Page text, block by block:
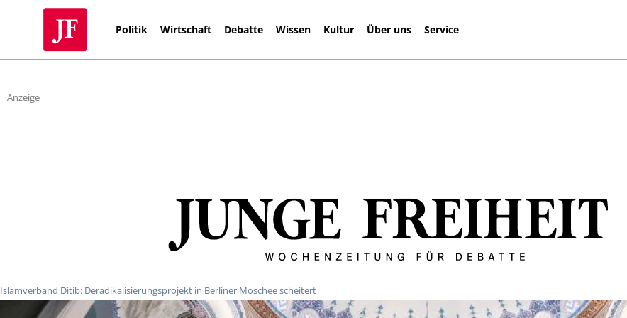
Politik Wirtschaft Debatte Wissen Kultur Über uns Service
Anzeige
Islamverband Ditib: Deradikalisierungsprojekt in Berliner Moschee scheitert